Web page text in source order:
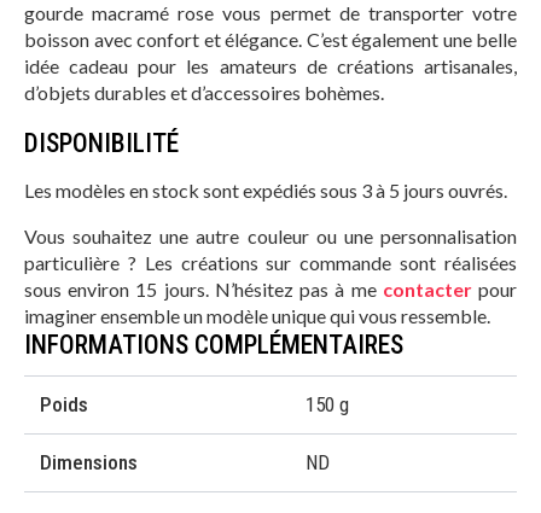
gourde macramé rose vous permet de transporter votre
boisson avec confort et élégance. C’est également une belle
idée cadeau pour les amateurs de créations artisanales,
d’objets durables et d’accessoires bohèmes.
DISPONIBILITÉ
Les modèles en stock sont expédiés sous 3 à 5 jours ouvrés.
Vous souhaitez une autre couleur ou une personnalisation
particulière ? Les créations sur commande sont réalisées
sous environ 15 jours. N’hésitez pas à me contacterpour
imaginer ensemble un modèle unique qui vous ressemble.
INFORMATIONS COMPLÉMENTAIRES
Poids 150 g
Dimensions ND